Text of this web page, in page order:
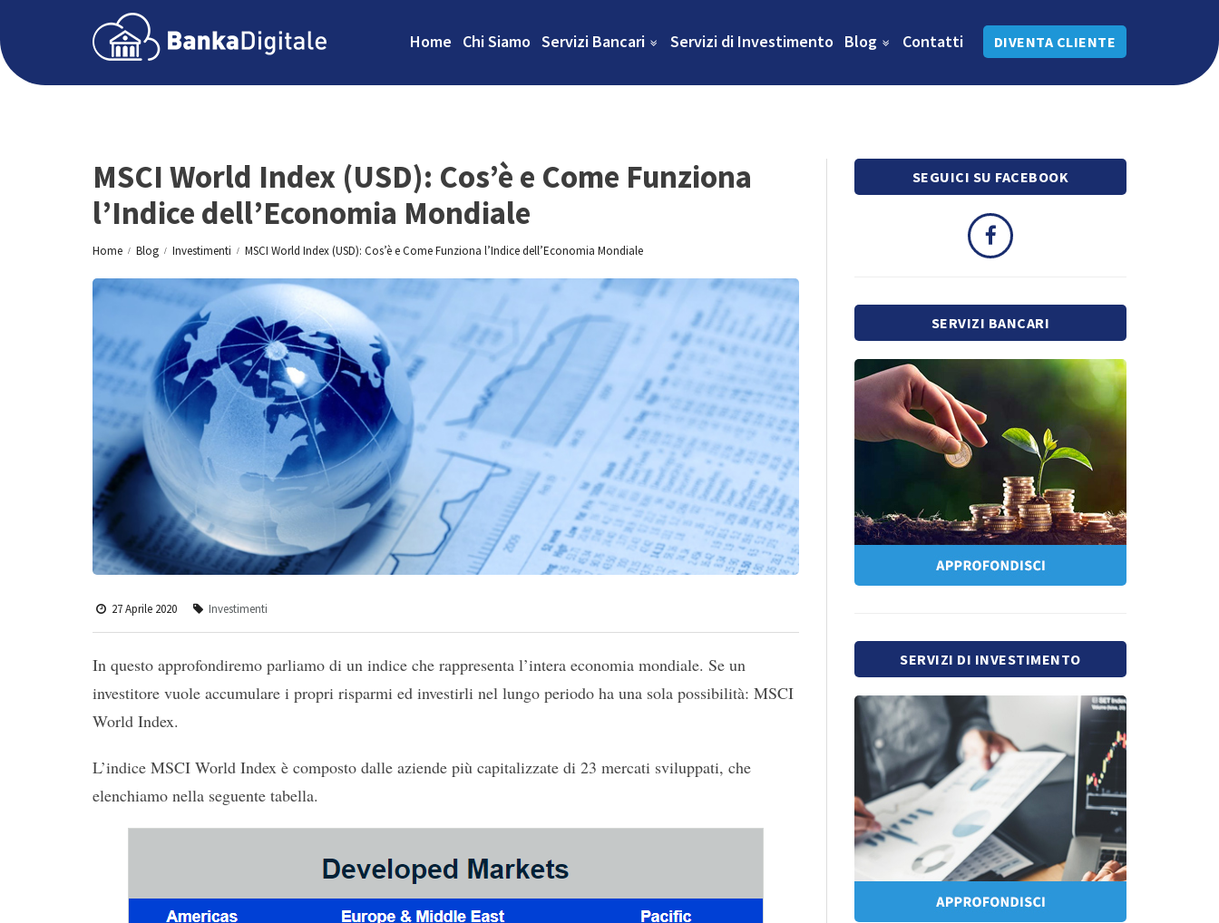
Home Chi Siamo Servizi Bancari Servizi di Investimento Blog Contatti DIVENTA CLIENTE
MSCI World Index (USD): Cos’è e Come Funziona
l’Indice dell’Economia Mondiale
Home Blog Investimenti MSCI World Index (USD): Cos’è e Come Funziona l’Indice dell’Economia Mondiale
27 Aprile 2020 Investimenti
In questo approfondiremo parliamo di un indice che rappresenta l’intera economia mondiale. Se un
investitore vuole accumulare i propri risparmi ed investirli nel lungo periodo ha una sola possibilità: MSCI
World Index.
L’indice MSCI World Index è composto dalle aziende più capitalizzate di 23 mercati sviluppati, che
elenchiamo nella seguente tabella.
SEGUICI SU FACEBOOK
SERVIZI BANCARI
SERVIZI DI INVESTIMENTO